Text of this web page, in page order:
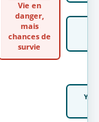
Vie en
danger,
mais
chances de
survie
Y